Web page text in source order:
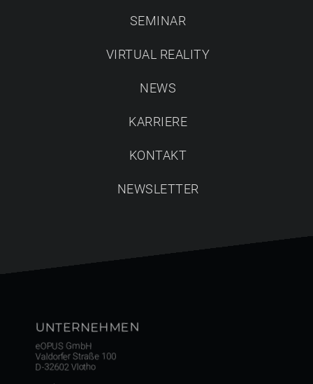
SEMINAR
VIRTUAL REALITY
NEWS
KARRIERE
KONTAKT
NEWSLETTER
UNTERNEHMEN
eOPUS GmbH
Valdorfer Straße 100
D-32602 Vlotho
DIGITAL - BIS INS
KLEINSTE DETAIL
eOPUS setzt völlig neue Maßstäbe beim Planen,
Einrichten & Kalkulieren in Echtzeit 3D, ohne aufwendiges
pure Kundenbegeisterung.